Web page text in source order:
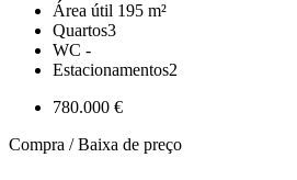
Área útil 195 m²
Quartos3
WC -
Estacionamentos2
780.000 €
Compra / Baixa de preço